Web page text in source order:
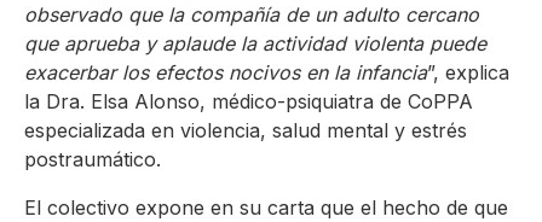
observado que la compañía de un adulto cercano
que aprueba y aplaude la actividad violenta puede
exacerbar los efectos nocivos en la infancia”, explica
la Dra. Elsa Alonso, médico-psiquiatra de CoPPA
especializada en violencia, salud mental y estrés
postraumático.
El colectivo expone en su carta que el hecho de que